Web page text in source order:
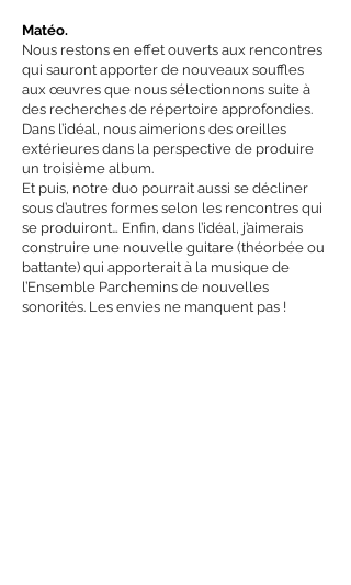
Matéo.
Nous restons en effet ouverts aux rencontres
qui sauront apporter de nouveaux souffles
aux œuvres que nous sélectionnons suite à
des recherches de répertoire approfondies.
Dans l’idéal, nous aimerions des oreilles
extérieures dans la perspective de produire
un troisième album.
Et puis, notre duo pourrait aussi se décliner
sous d’autres formes selon les rencontres qui
se produiront… Enfin, dans l’idéal, j’aimerais
construire une nouvelle guitare (théorbée ou
battante) qui apporterait à la musique de
l’Ensemble Parchemins de nouvelles
sonorités. Les envies ne manquent pas !